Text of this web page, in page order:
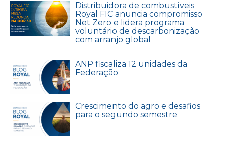
Distribuidora de combustíveis
Royal FIC anuncia compromisso
Net Zero e lidera programa
voluntário de descarbonização
com arranjo global
ANP fiscaliza 12 unidades da
Federação
Crescimento do agro e desafios
para o segundo semestre